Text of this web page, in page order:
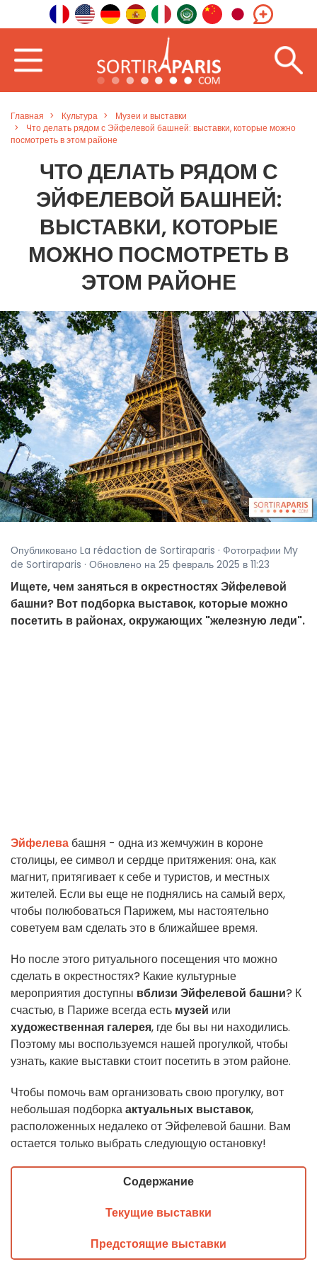
Главная Культура
Музеи и выставки
Что делать рядом с Эйфелевой башней: выставки, которые можно
посмотреть в этом районе
ЧТО ДЕЛАТЬ РЯДОМ С
ЭЙФЕЛЕВОЙ БАШНЕЙ:
ВЫСТАВКИ, КОТОРЫЕ
МОЖНО ПОСМОТРЕТЬ В
ЭТОМ РАЙОНЕ
Опубликовано La rédaction de Sortiraparis · Фотографии My
de Sortiraparis · Обновлено на 25 февраль 2025 в 11:23
Ищете, чем заняться в окрестностях Эйфелевой
башни? Вот подборка выставок, которые можно
посетить в районах, окружающих "железную леди".
Эйфелева башня - одна из жемчужин в короне
столицы, ее символ и сердце притяжения: она, как
магнит, притягивает к себе и туристов, и местных
жителей. Если вы еще не поднялись на самый верх,
чтобы полюбоваться Парижем, мы настоятельно
советуем вам сделать это в ближайшее время.
Но после этого ритуального посещения что можно
сделать в окрестностях? Какие культурные
мероприятия доступны вблизи Эйфелевой башни? К
счастью, в Париже всегда есть музей или
художественная галерея, где бы вы ни находились.
Поэтому мы воспользуемся нашей прогулкой, чтобы
узнать, какие выставки стоит посетить в этом районе.
Чтобы помочь вам организовать свою прогулку, вот
небольшая подборкаактуальных выставок,
расположенных недалеко от Эйфелевой башни. Вам
остается только выбрать следующую остановку!
Содержание
Текущие выставки
Предстоящие выставки